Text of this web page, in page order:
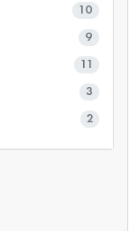
10
9
11
3
2